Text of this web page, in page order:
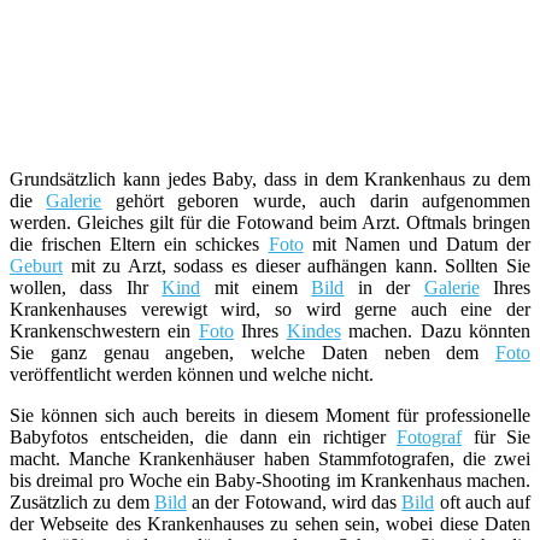
Grundsätzlich kann jedes Baby, dass in dem Krankenhaus zu dem
dieGalerie gehört geboren wurde, auch darin aufgenommen
werden. Gleiches gilt für die Fotowand beim Arzt. Oftmals bringen
die frischen Eltern ein schickes Fotomit Namen und Datum der
Geburt mit zu Arzt, sodass es dieser aufhängen kann. Sollten Sie
wollen, dass IhrKind mit einemBild in der GalerieIhres
Krankenhauses verewigt wird, so wird gerne auch eine der
Krankenschwestern ein FotoIhres Kindesmachen. Dazu könnten
Sie ganz genau angeben, welche Daten neben dem Foto
veröffentlicht werden können und welche nicht.
Sie können sich auch bereits in diesem Moment für professionelle
Babyfotos entscheiden, die dann ein richtiger Fotograffür Sie
macht. Manche Krankenhäuser haben Stammfotografen, die zwei
bis dreimal pro Woche ein Baby-Shooting im Krankenhaus machen.
Zusätzlich zu dem Bild an der Fotowand, wird dasBild oft auch auf
der Webseite des Krankenhauses zu sehen sein, wobei diese Daten